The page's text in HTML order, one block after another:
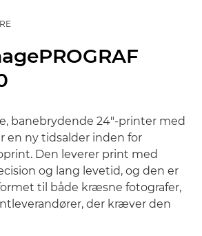
banebrydende 24"-printer med
en ny tidsalder inden for
Den leverer print med
og lang levetid, og den er
til både kræsne fotografer,
der kræver den